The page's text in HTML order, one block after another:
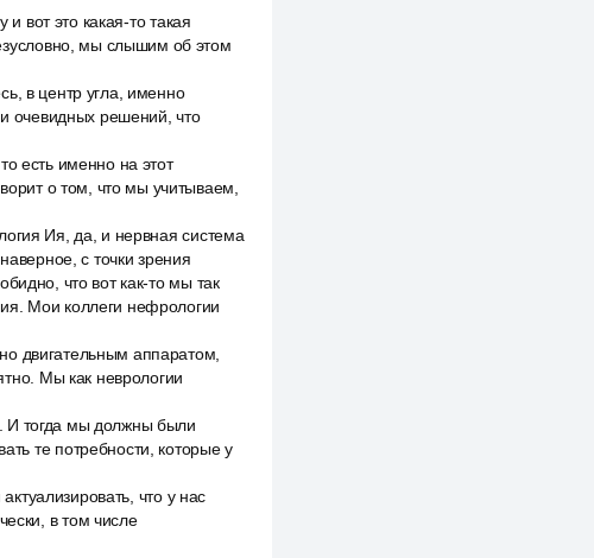
вот это какая-то такая
мы слышим об этом
в центр угла, именно
очевидных решений, что
есть именно на этот
о том, что мы учитываем,
Ия, да, и нервная система
с точки зрения
что вот как-то мы так
Мои коллеги нефрологии
двигательным аппаратом,
Мы как неврологии
И тогда мы должны были
те потребности, которые у
что у нас
в том числе